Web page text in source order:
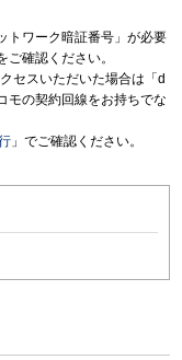
トワーク暗証番号」が必要
ご確認ください。
セスいただいた場合は「d
モの契約回線をお持ちでな
」でご確認ください。